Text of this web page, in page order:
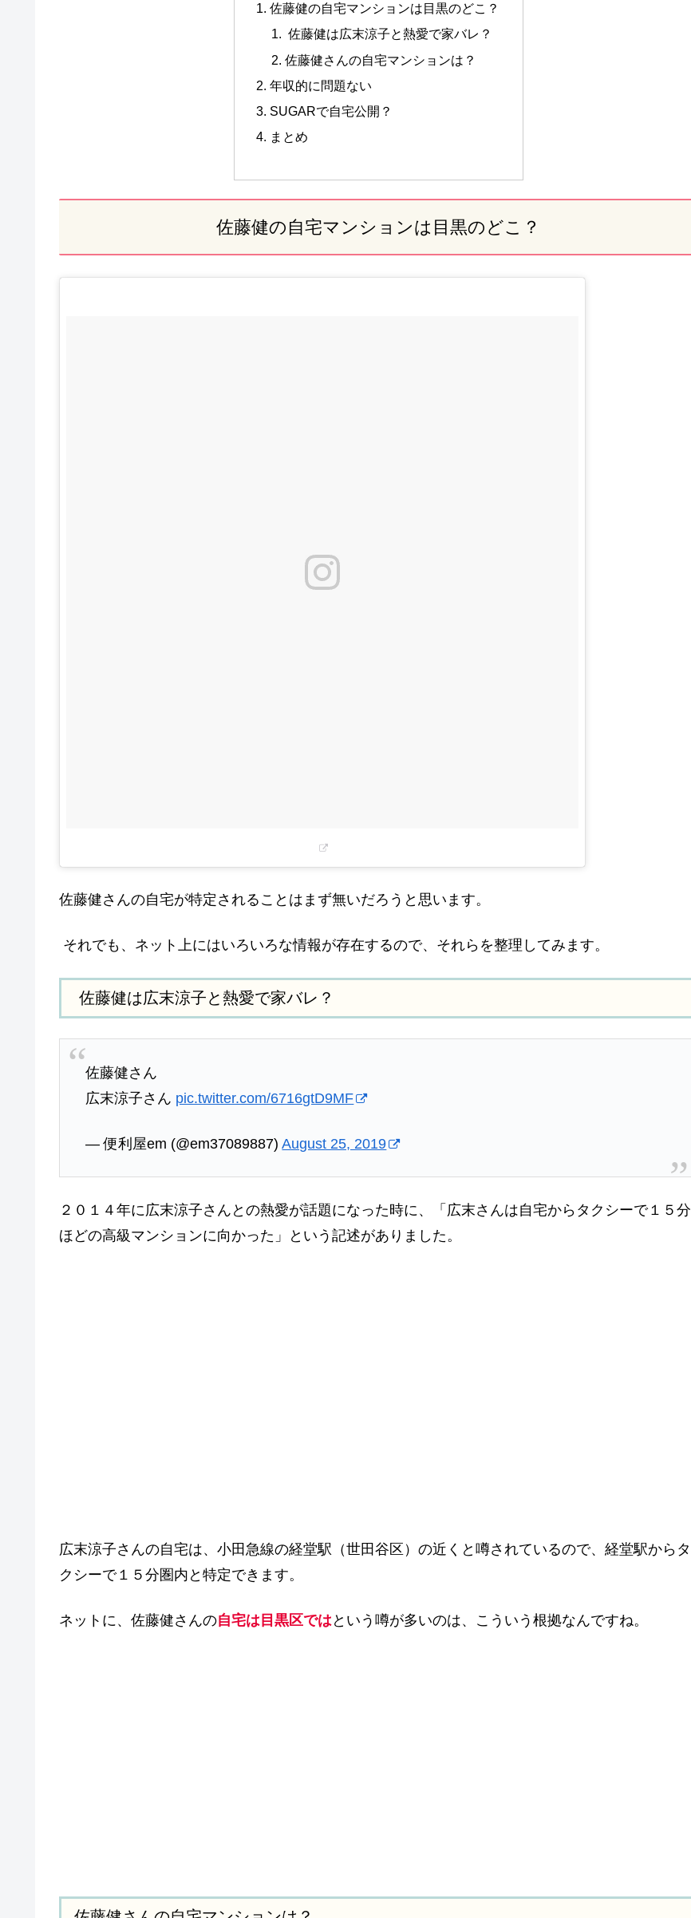
佐藤健の自宅マンションは目黒のどこ？
佐藤健は広末涼子と熱愛で家バレ？
佐藤健さんの自宅マンションは？
年収的に問題ない
SUGARで自宅公開？
まとめ
佐藤健の自宅マンションは目黒のどこ？
佐藤健さんの自宅が特定されることはまず無いだろうと思います。
それでも、ネット上にはいろいろな情報が存在するので、それらを整理してみます。
佐藤健は広末涼子と熱愛で家バレ？
佐藤健さん
広末涼子さん pic.twitter.com/6716gtD9MF
— 便利屋em (@em37089887)August 25, 2019
２０１４年に広末涼子さんとの熱愛が話題になった時に、「広末さんは自宅からタクシーで１５分
ほどの高級マンションに向かった」という記述がありました。
広末涼子さんの自宅は、小田急線の経堂駅（世田谷区）の近くと噂されているので、経堂駅からタ
クシーで１５分圏内と特定できます。
ネットに、佐藤健さんの自宅は目黒区では という噂が多いのは、こういう根拠なんですね。